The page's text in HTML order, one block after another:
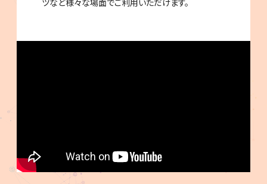
ツなど様々な場面でご利用いただけます。